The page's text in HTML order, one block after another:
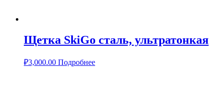
Щетка SkiGo сталь, ультратонкая
₽3,000.00 Подробнее